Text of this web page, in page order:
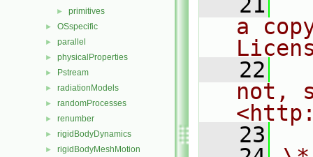
► primitives
► OSspecific
► parallel
► physicalProperties
► Pstream
► radiationModels
► randomProcesses
► renumber
► rigidBodyDynamics
► rigidBodyMeshMotion
a
   22
not,
   23